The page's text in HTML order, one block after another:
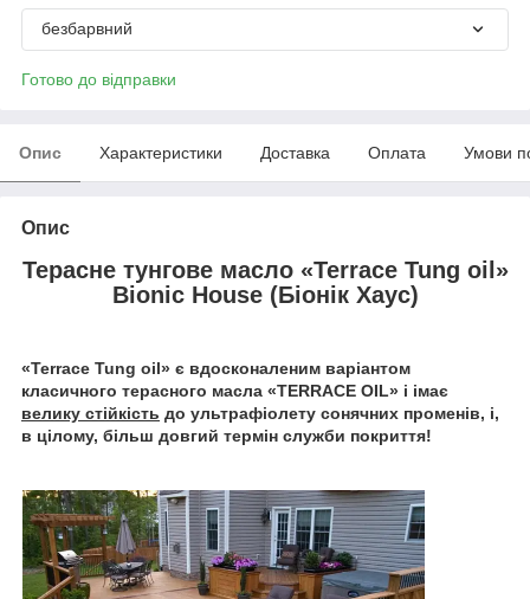
безбарвний
Готово до відправки
Опис Характеристики Доставка Оплата Умови
Опис
Терасне тунгове масло «Terrace Tung oil»
Bionic House (Біонік Хаус)
«Terrace Tung oil» є вдосконаленим варіантом
класичного терасного масла «TERRACE OIL» і імає
велику стійкість до ультрафіолету сонячних променів, і,
в цілому, більш довгий термін служби покриття!